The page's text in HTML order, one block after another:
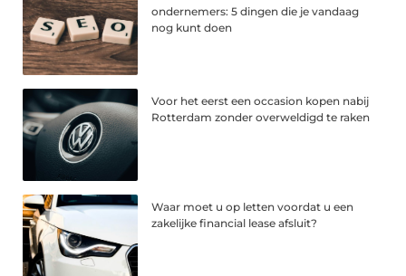
ondernemers: 5 dingen die je vandaag
nog kunt doen
Voor het eerst een occasion kopen nabij
Rotterdam zonder overweldigd te raken
Waar moet u op letten voordat u een
zakelijke financial lease afsluit?